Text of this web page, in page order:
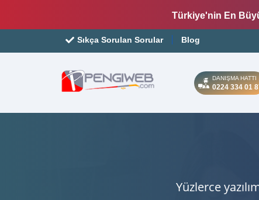
Türkiye'nin En
Sıkça Sorulan Sorular Blog
DANIŞMA HATTI
0224 334 01
Yüzlerce